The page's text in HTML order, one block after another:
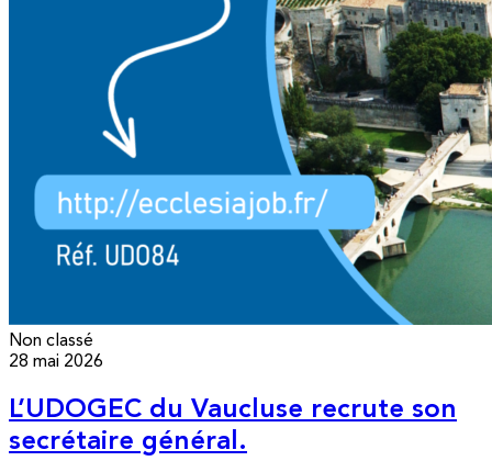
Non classé
28 mai 2026
L’UDOGEC du Vaucluse recrute son
secrétaire général.